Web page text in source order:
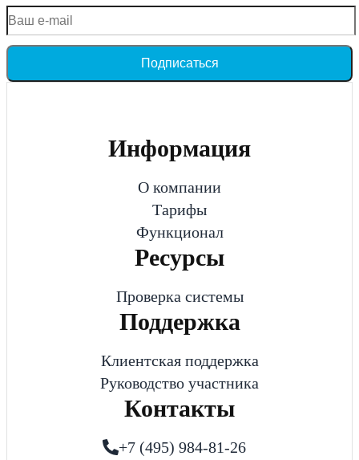
Подписаться
Информация
О компании
Тарифы
Функционал
Ресурсы
Проверка системы
Поддержка
Клиентская поддержка
Руководство участника
Контакты
+7 (495) 984-81-26